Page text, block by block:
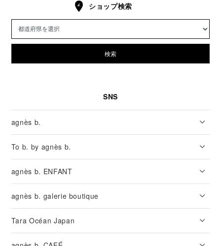
ショップ検索
検索
SNS
agnès b.
To b. by agnès b.
agnès b. ENFANT
agnès b. galerie boutique
Tara Océan Japan